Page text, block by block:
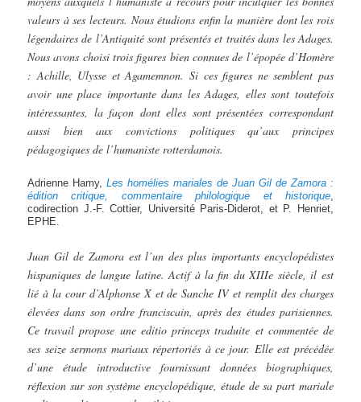
valeurs à ses lecteurs. Nous étudions enfin la manière dont les rois
légendaires de l’Antiquité sont présentés et traités dans les Adages.
Nous avons choisi trois figures bien connues de l’épopée d’Homère
: Achille, Ulysse et Agamemnon. Si ces figures ne semblent pas
avoir une place importante dans les Adages, elles sont toutefois
intéressantes, la façon dont elles sont présentées correspondant
aussi bien aux convictions politiques qu’aux principes
pédagogiques de l’humaniste rotterdamois.
Adrienne Hamy,Les homélies mariales de Juan Gil de Zamora :
édition critique, commentaire philologique et historique,
codirection J.-F. Cottier, Université Paris-Diderot, et P. Henriet,
EPHE.
Juan Gil de Zamora est l’un des plus importants encyclopédistes
hispaniques de langue latine. Actif à la fin du XIIIe siècle, il est
lié à la cour d’Alphonse X et de Sanche IV et remplit des charges
élevées dans son ordre franciscain, après des études parisiennes.
Ce travail propose une editio princeps traduite et commentée de
ses seize sermons mariaux répertoriés à ce jour. Elle est précédée
d’une étude introductive fournissant données biographiques,
réflexion sur son système encyclopédique, étude de sa part mariale